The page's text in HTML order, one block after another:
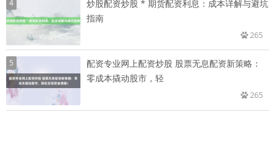
4
炒股配资炒股 * 期货配资利息：成本详解与避坑
指南
265
5
配资专业网上配资炒股 股票无息配资新策略：
零成本撬动股市，轻
265